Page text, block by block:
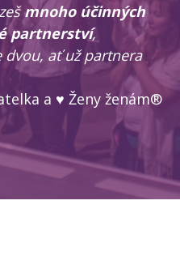
mnoho účinných
partnerství,
dvou, ať už partnera
a ♥ Ženy ženám®